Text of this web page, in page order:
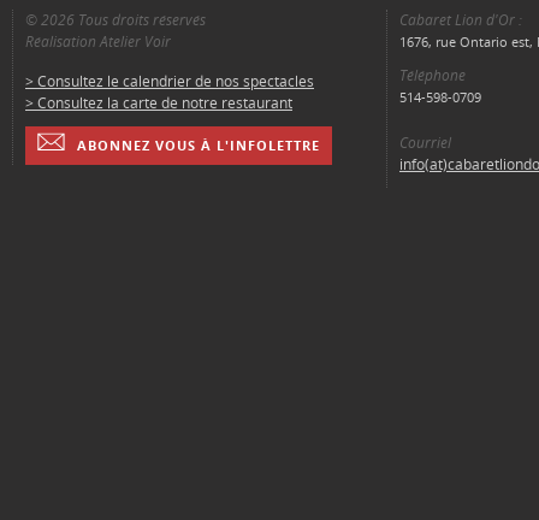
© 2026 Tous droits réservés
Réalisation Atelier Voir
> Consultez le calendrier de nos spectacles
> Consultez la carte de notre restaurant
ABONNEZ VOUS À L'INFOLETTRE
Cabaret Lion d'Or :
1676, rue Ontario est,
Téléphone
514-598-0709
Courriel